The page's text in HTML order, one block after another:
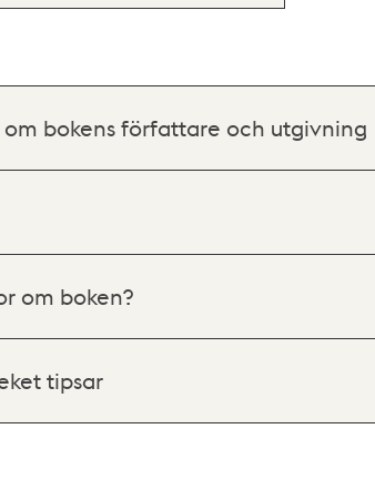
bokens författare och utgivning
om boken?
tipsar